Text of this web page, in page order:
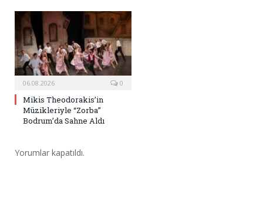
06.08.2026 0
Mikis Theodorakis’in
Müzikleriyle “Zorba”
Bodrum’da Sahne Aldı
Yorumlar kapatıldı.